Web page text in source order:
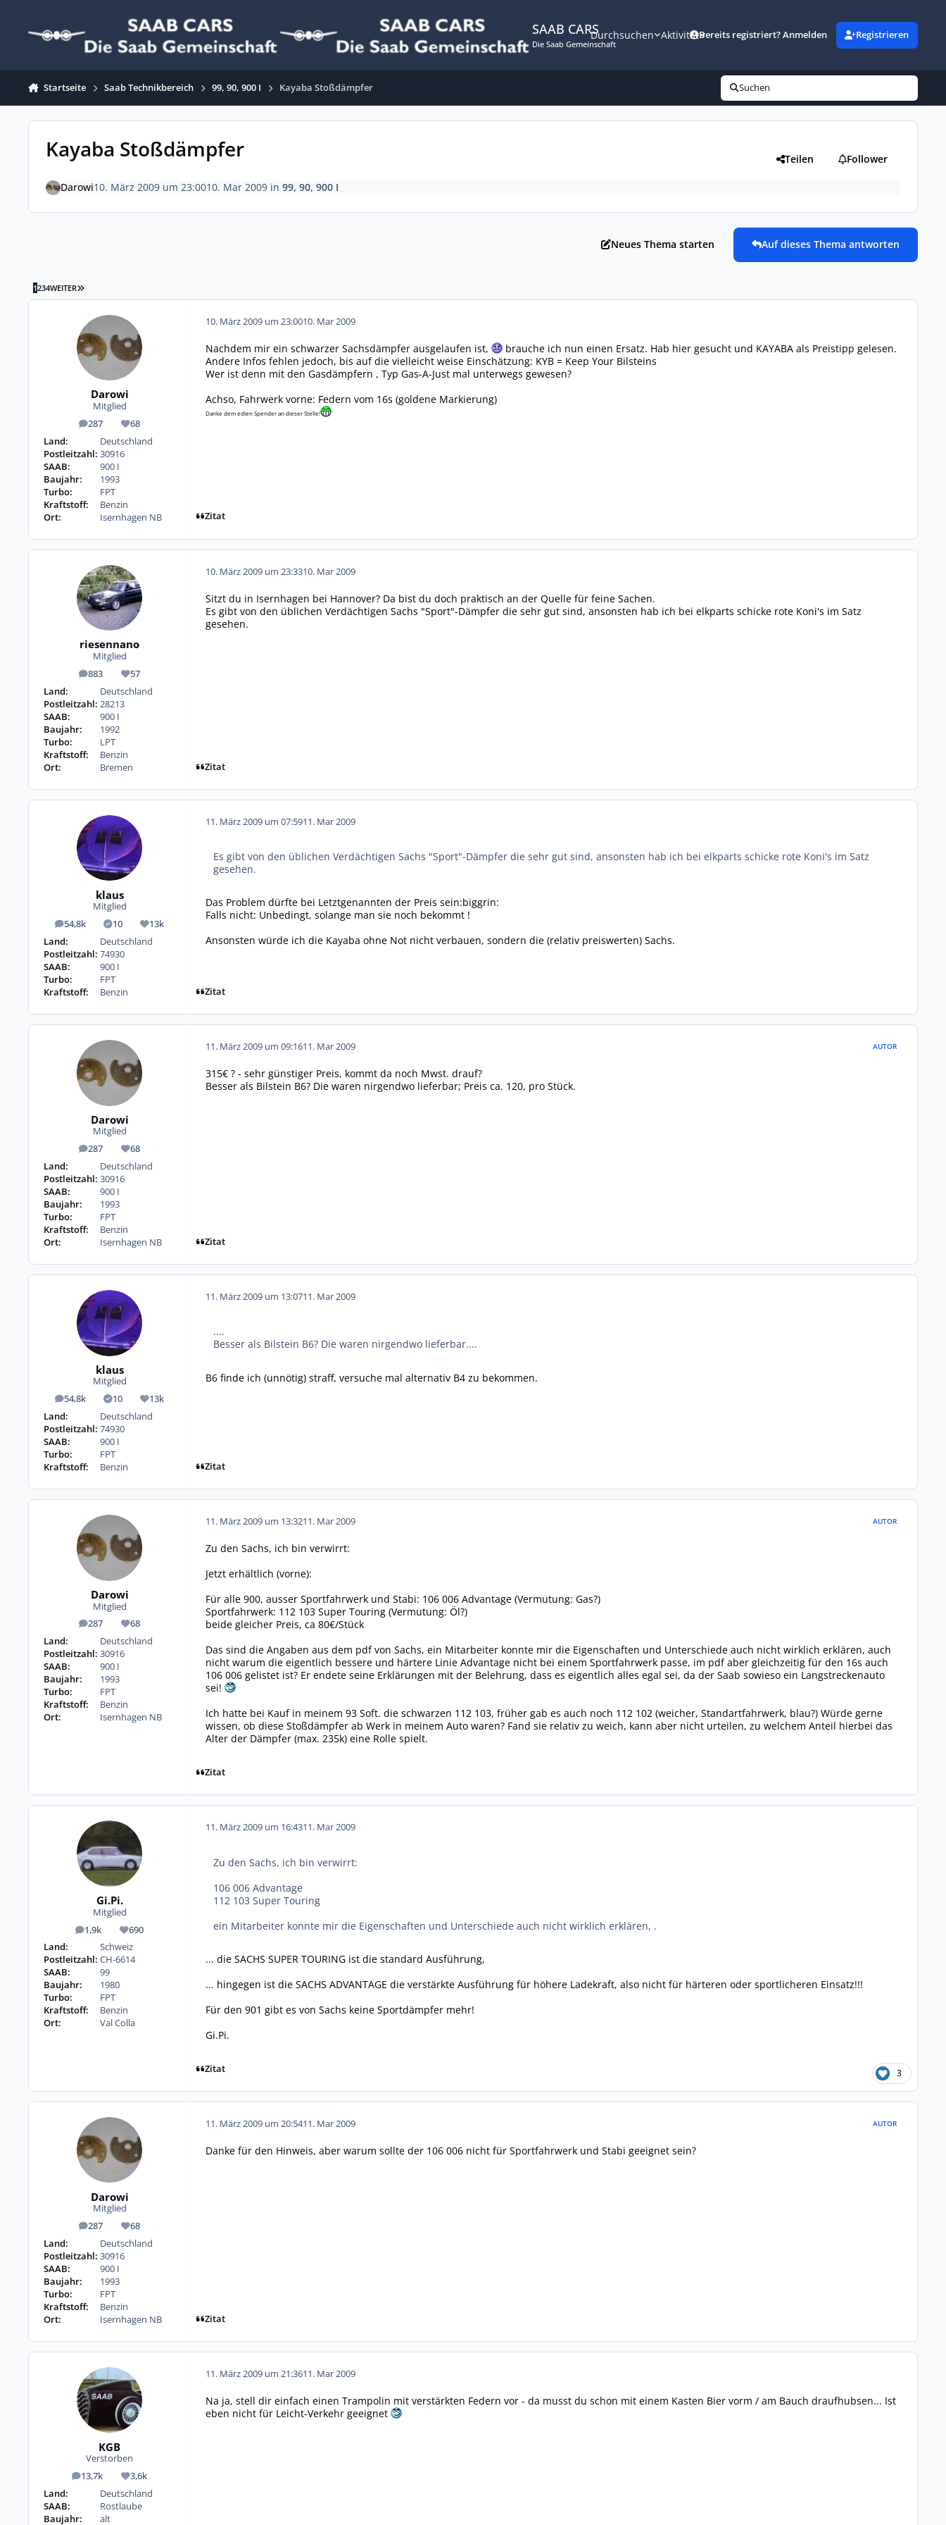
SAAB CARS
Die Saab Gemeinschaft
Durchsuchen AktivitätBereits registriert? Anmelden Registrieren
Startseite Saab Technikbereich 99, 90, 900 I Kayaba Stoßdämpfer Suchen
Kayaba Stoßdämpfer Teilen Follower
Darowi10. März 2009 um 23:0010. Mar 2009in 99, 90, 900 I
Neues Thema starten Auf dieses Thema antworten
1234WEITER LETZTE SEITE
Darowi
Mitglied
287
Beiträge 68
Reputation
Land:
Deutschland
Postleitzahl: 30916
SAAB:
900 I
Baujahr:
1993
Turbo:
FPT
Kraftstoff:
Benzin
Ort:
Isernhagen NB
10. März 2009 um 23:0010. Mar 2009
Nachdem mir ein schwarzer Sachsdämpfer ausgelaufen ist,
brauche ich nun einen Ersatz. Hab hier gesucht und KAYABA als Preistipp gelesen.
Andere Infos fehlen jedoch, bis auf die vielleicht weise Einschätzung: KYB = Keep Your Bilsteins
Wer ist denn mit den Gasdämpfern , Typ Gas-A-Just mal unterwegs gewesen?
Achso, Fahrwerk vorne: Federn vom 16s (goldene Markierung)
Danke dem edlen Spender an dieser Stelle!
Zitat
riesennano
Mitglied
883
Beiträge 57
Reputation
Land:
Deutschland
Postleitzahl: 28213
SAAB:
900 I
Baujahr:
1992
Turbo:
LPT
Kraftstoff:
Benzin
Ort:
Bremen
10. März 2009 um 23:3310. Mar 2009
Sitzt du in Isernhagen bei Hannover? Da bist du doch praktisch an der Quelle für feine Sachen.
Es gibt von den üblichen Verdächtigen Sachs "Sport"-Dämpfer die sehr gut sind, ansonsten hab ich bei elkparts schicke rote Koni's im Satz
gesehen.
Zitat
klaus
Mitglied
54,8k
Beiträge 10
Lösungen13k
Reputation
Land:
Deutschland
Postleitzahl: 74930
SAAB:
900 I
Turbo:
FPT
Kraftstoff:
Benzin
11. März 2009 um 07:5911. Mar 2009
Es gibt von den üblichen Verdächtigen Sachs "Sport"-Dämpfer die sehr gut sind, ansonsten hab ich bei elkparts schicke rote Koni's im Satz
gesehen.
Das Problem dürfte bei Letztgenannten der Preis sein:biggrin:
Falls nicht: Unbedingt, solange man sie noch bekommt !
Ansonsten würde ich die Kayaba ohne Not nicht verbauen, sondern die (relativ preiswerten) Sachs.
Zitat
Darowi
Mitglied
287
Beiträge 68
Reputation
Land:
Deutschland
Postleitzahl: 30916
SAAB:
900 I
Baujahr:
1993
Turbo:
FPT
Kraftstoff:
Benzin
Ort:
Isernhagen NB
11. März 2009 um 09:1611. Mar 2009 AUTOR
315€ ? - sehr günstiger Preis, kommt da noch Mwst. drauf?
Besser als Bilstein B6? Die waren nirgendwo lieferbar; Preis ca. 120, pro Stück.
Zitat
klaus
Mitglied
54,8k
Beiträge 10
Lösungen13k
Reputation
Land:
Deutschland
Postleitzahl: 74930
SAAB:
900 I
Turbo:
FPT
Kraftstoff:
Benzin
11. März 2009 um 13:0711. Mar 2009
....
Besser als Bilstein B6? Die waren nirgendwo lieferbar....
B6 finde ich (unnötig) straff, versuche mal alternativ B4 zu bekommen.
Zitat
Darowi
Mitglied
287
Beiträge 68
Reputation
Land:
Deutschland
Postleitzahl: 30916
SAAB:
900 I
Baujahr:
1993
Turbo:
FPT
Kraftstoff:
Benzin
Ort:
Isernhagen NB
11. März 2009 um 13:3211. Mar 2009 AUTOR
Zu den Sachs, ich bin verwirrt:
Jetzt erhältlich (vorne):
Für alle 900, ausser Sportfahrwerk und Stabi: 106 006 Advantage (Vermutung: Gas?)
Sportfahrwerk: 112 103 Super Touring (Vermutung: Öl?)
beide gleicher Preis, ca 80€/Stück
Das sind die Angaben aus dem pdf von Sachs, ein Mitarbeiter konnte mir die Eigenschaften und Unterschiede auch nicht wirklich erklären, auch
nicht warum die eigentlich bessere und härtere Linie Advantage nicht bei einem Sportfahrwerk passe, im pdf aber gleichzeitig für den 16s auch
106 006 gelistet ist? Er endete seine Erklärungen mit der Belehrung, dass es eigentlich alles egal sei, da der Saab sowieso ein Langstreckenauto
sei!
Ich hatte bei Kauf in meinem 93 Soft. die schwarzen 112 103, früher gab es auch noch 112 102 (weicher, Standartfahrwerk, blau?) Würde gerne
wissen, ob diese Stoßdämpfer ab Werk in meinem Auto waren? Fand sie relativ zu weich, kann aber nicht urteilen, zu welchem Anteil hierbei das
Alter der Dämpfer (max. 235k) eine Rolle spielt.
Zitat
Gi.Pi.
Mitglied
1,9k
Beiträge 690
Reputation
Land:
Schweiz
Postleitzahl: CH-6614
SAAB:
99
Baujahr:
1980
Turbo:
FPT
Kraftstoff:
Benzin
Ort:
Val Colla
11. März 2009 um 16:4311. Mar 2009
Zu den Sachs, ich bin verwirrt:
106 006 Advantage
112 103 Super Touring
ein Mitarbeiter konnte mir die Eigenschaften und Unterschiede auch nicht wirklich erklären, .
... die SACHS SUPER TOURING ist die standard Ausführung,
... hingegen ist die SACHS ADVANTAGE die verstärkte Ausführung für höhere Ladekraft, also nicht für härteren oder sportlicheren Einsatz!!!
Für den 901 gibt es von Sachs keine Sportdämpfer mehr!
Gi.Pi.
Zitat 3
Darowi
Mitglied
287
Beiträge 68
Reputation
Land:
Deutschland
Postleitzahl: 30916
SAAB:
900 I
Baujahr:
1993
Turbo:
FPT
Kraftstoff:
Benzin
Ort:
Isernhagen NB
11. März 2009 um 20:5411. Mar 2009 AUTOR
Danke für den Hinweis, aber warum sollte der 106 006 nicht für Sportfahrwerk und Stabi geeignet sein?
Zitat
KGB
Verstorben
13,7k
Beiträge 3,6k
Reputation
Land:
Deutschland
SAAB:
Rostlaube
Baujahr:
alt
11. März 2009 um 21:3611. Mar 2009
Na ja, stell dir einfach einen Trampolin mit verstärkten Federn vor - da musst du schon mit einem Kasten Bier vorm / am Bauch draufhubsen... Ist
eben nicht für Leicht-Verkehr geeignet